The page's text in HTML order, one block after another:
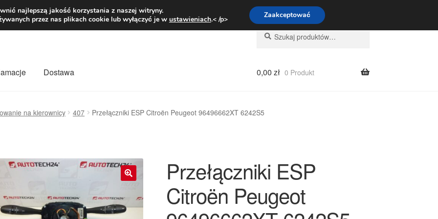
zł Pn.-pt. 9:00-16:00800 003 167
Szukaj:
Szukaj
Dostawa 0,00 zł 0 Produkt
na kierownicy 407 Przełączniki ESP Citroën Peugeot 96496662XT 6242S5
Przełączniki ESP
Citroën Peugeot
najlepszą jakość korzystania z naszej witryny.
przez nas plikach cookie lub wyłączyć je w ustawieniach.< /p> Zaakceptować